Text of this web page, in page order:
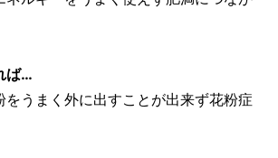
ば…
をうまく外に出すことが出来ず花粉症